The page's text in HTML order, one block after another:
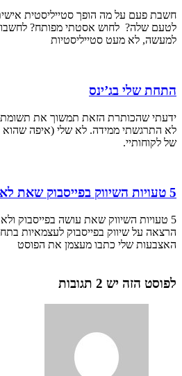
חשבת פעם על מה הופך סטייליסטית
לטעם שלה? לחוש אסטתי מפותח?
למעשה, לא מעט סטייליסטיות
התחת שלי בג’ינס
ידעתי שהכותרת הזאת תמשוך את
של לקוחותיי.
5 טעויות השיווק בפייסבוק שאת לא יודעת שאת עושה
5 טעויות השיווק שאת עושה בפייסבוק
הרצאה על שיווק בפייסבוק לעצמאיות
האצבעות שלי כתבו מעצמן את הפוסט
לפוסט הזה יש 2 תגובות